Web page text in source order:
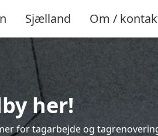
Sjælland Om /
her!
for tagarbejde og